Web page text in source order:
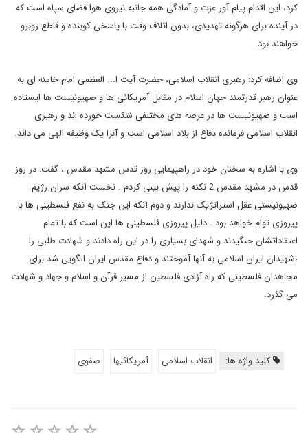
کرد، این اقدام پیام آور عزت و آمادگی همه جانبه نیروی هوا فضای سپاه است که
در آینده برای هرگونه تهدیدی، بدون اتلاف وقت با پاسخی کوبنده و قاطع روبرو
خواهند بود.
وی اضافه کرد: رهبری انقلاب اسلامی، حضرت آیت ا... العظمی امام خامنه ای به
عنوان رهبر قدرتمند جهان اسلام در مقابل آمریکائی ها و صهیونیست ها ایستاده
است و صهیونیست ها در عرصه های مختلفی شکست خورده اند و رهبری
انقلاب اسلامی فرمانده دفاع از بلاد اسلامی است و آنرا یک وظیفه الهی می داند.
وی با اشاره به سخنان خود در راهپیمایی روز قدس مشهد مقدس ، گفت: در روز
قدس در مشهد مقدس 2 نکته را پیش بینی کردم . نخست آنکه سران رژیم
صهیونیستی عقل استراتژیک ندارند و دوم آنکه این جنگ به نفع فلسطینی ها با
پیروزی توام خواهد بود . دلیل پیروزی فلسطینی ها این است که با تمام
اعتقاداتشان جنگیدند و شهدای بسیاری را در این راه دادند و شهادت طلبی را
،شهیدان ایران اسلامی به آنها آموختند و دفاع مقدس ایران الگویی شد برای
مجاهدان فلسطینی که راه آزادی فلسطین از مسیر قرآن و اسلام و جهاد و شهادت
می گذرد.
کلید واژه ها: انقلاب اسلامی آمریکائیها صفوی